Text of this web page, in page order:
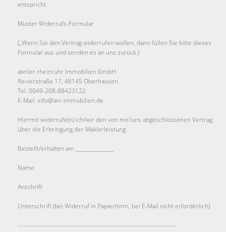
entspricht.
Muster Widerrufs-Formular
(„Wenn Sie den Vertrag widerrufen wollen, dann füllen Sie bitte dieses
Formular aus und senden es an uns zurück.)
atelier rheinruhr Immobilien GmbH
Revierstraße 17, 46145 Oberhausen
Tel. 0049-208-88423122
E-Mail: info@arr-immobilien.de
Hiermit widerrufe(n) ich/wir den von mir/uns abgeschlossenen Vertrag
über die Erbringung der Maklerleistung
Bestellt/erhalten am _______________
Name
Anschrift
Unterschrift (bei Widerruf in Papierform, bei E-Mail nicht erforderlich)
-------------------------------------------------------------------------------